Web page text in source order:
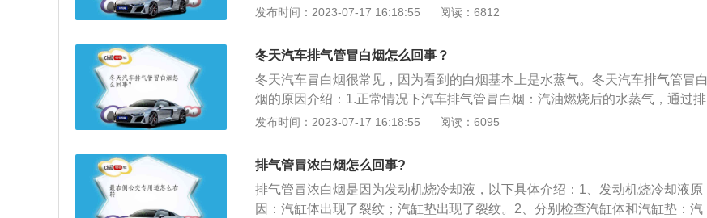
度升高就会消失。2、喷油压力过低或针阀体变形磨损也会造成冒白烟。3、排出
体和缸盖上有水道上下贯通，因此他们之间必须要密封很严，水才不会到处流
动。出现这种情况，就需要及时更换气缸垫。
发布时间：2023-07-17 16:18:55 阅读：6812
冬天汽车排气管冒白烟怎么回事？
冬天汽车冒白烟很常见，因为看到的白烟基本上是水蒸气。冬天汽车排气管冒白
烟的原因介绍：1.正常情况下汽车排气管冒白烟：汽油燃烧后的水蒸气，通过排
气管正常排放，由于外界环境温度较低，水蒸气会凝结成小水滴，变化成肉眼能
气的排出，因为温度很高，所以会以水蒸气的形式出现。3.所以在大多数情况
下，排气管有“白烟”冒出来不是故障，凡事都有例外，排气管有大量“白烟”冒出来
也并非全都是正常现象。
发布时间：2023-07-17 16:18:55 阅读：6095
排气管冒浓白烟怎么回事?
排气管冒浓白烟是因为发动机烧冷却液，以下具体介绍：1、发动机烧冷却液原
因：汽缸体出现了裂纹；汽缸垫出现了裂纹。2、分别检查汽缸体和汽缸垫：汽